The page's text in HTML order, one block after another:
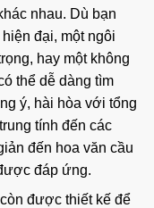
nhau. Dù bạn
đại, một ngôi
hay một không
thể dễ dàng tìm
ý, hài hòa với tổng
tính đến các
đến hoa văn cầu
đáp ứng.
còn được thiết kế để